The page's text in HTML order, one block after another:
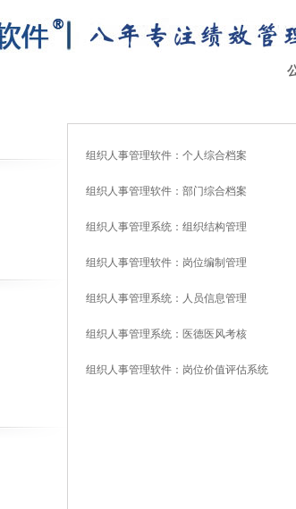
组织人事管理软件：个人综合档案
组织人事管理软件：部门综合档案
组织人事管理系统：组织结构管理
组织人事管理软件：岗位编制管理
组织人事管理系统：人员信息管理
组织人事管理系统：医德医风考核
组织人事管理软件：岗位价值评估系统